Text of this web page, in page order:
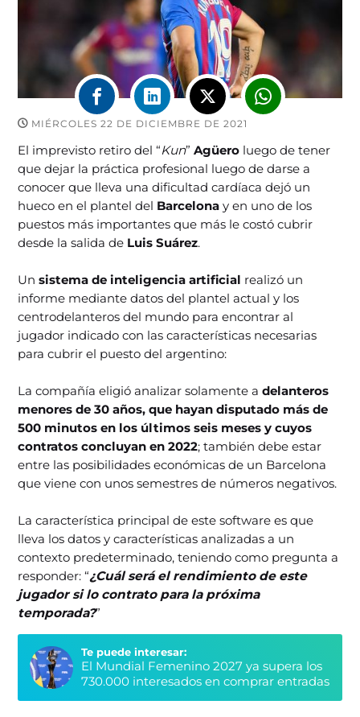
MIÉRCOLES 22 DE DICIEMBRE DE 2021
El imprevisto retiro del “Kun”Agüero luego de tener
que dejar la práctica profesional luego de darse a
conocer que lleva una dificultad cardíaca dejó un
hueco en el plantel del Barcelona y en uno de los
puestos más importantes que más le costó cubrir
desde la salida de Luis Suárez.
Un sistema de inteligencia artificial realizó un
informe mediante datos del plantel actual y los
centrodelanteros del mundo para encontrar al
jugador indicado con las características necesarias
para cubrir el puesto del argentino:
La compañía eligió analizar solamente adelanteros
menores de 30 años, que hayan disputado más de
500 minutos en los últimos seis meses y cuyos
contratos concluyan en 2022; también debe estar
entre las posibilidades económicas de un Barcelona
que viene con unos semestres de números negativos.
La característica principal de este software es que
lleva los datos y características analizadas a un
contexto predeterminado, teniendo como pregunta a
responder: “¿Cuál será el rendimiento de este
jugador si lo contrato para la próxima
temporada?”
Te puede interesar:
El Mundial Femenino 2027 ya supera los
730.000 interesados en comprar entradas